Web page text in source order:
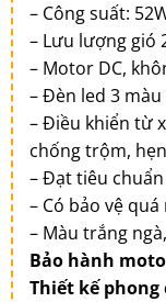
– Công suất:
– Lưu lượng gió
– Motor DC,
– Đèn led 3
– Điều khiển từ
chống trộm,
– Đạt tiêu
– Có bảo vệ
– Màu trắng
Bảo hành
Thiết kế phong